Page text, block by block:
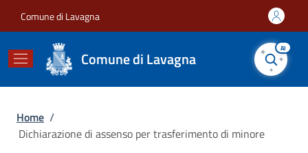
Comune di Lavagna
Comune di Lavagna
AI
Briciole di pane
Home /
Dichiarazione di assenso per trasferimento di minore